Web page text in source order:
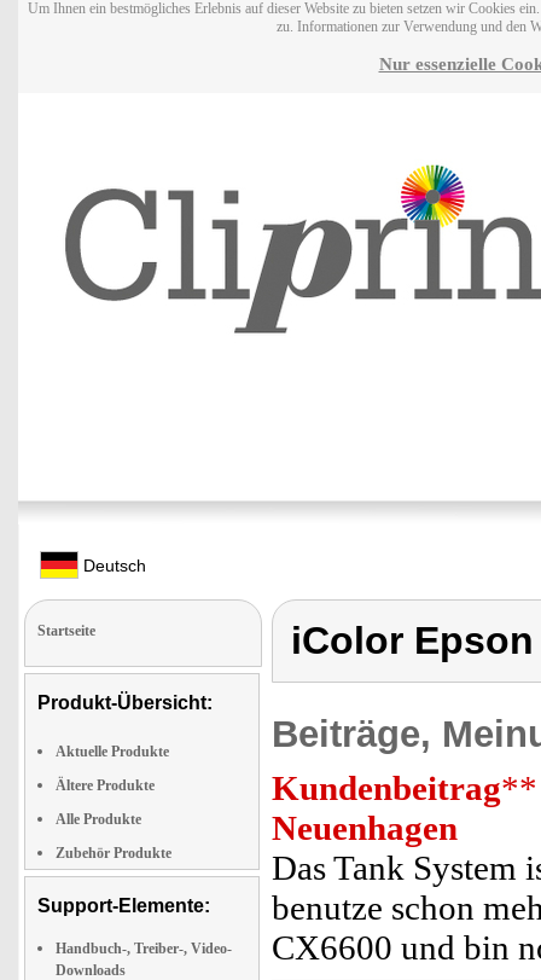
Um Ihnen ein bestmögliches Erlebnis auf dieser Website zu bieten setzen wir Cookies
zu. Informationen zur Verwendung und den
Nur essenzielle
Deutsch
Startseite
Produkt-Übersicht:
Aktuelle Produkte
Ältere Produkte
Alle Produkte
Zubehör Produkte
Support-Elemente:
Handbuch-, Treiber-, Video-
Downloads
iColor Epson
Beiträge,
Kundenbeitrag**
Neuenhagen
Das Tank System
benutze schon
CX6600 und bin